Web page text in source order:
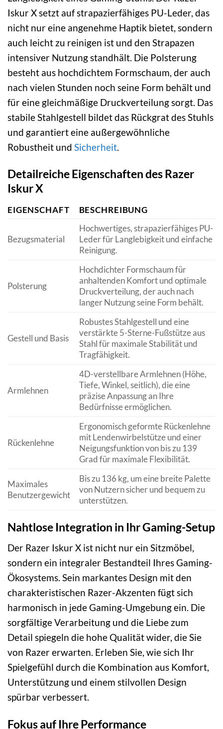
Iskur X setzt auf strapazierfähiges PU-Leder, das
nicht nur eine angenehme Haptik bietet, sondern
auch leicht zu reinigen ist und den Strapazen
intensiver Nutzung standhält. Die Polsterung
besteht aus hochdichtem Formschaum, der auch
nach vielen Stunden noch seine Form behält und
für eine gleichmäßige Druckverteilung sorgt. Das
stabile Stahlgestell bildet das Rückgrat des Stuhls
und garantiert eine außergewöhnliche
Robustheit und Sicherheit
Detailreiche Eigenschaften des Razer
Iskur X
EIGENSCHAFT BESCHREIBUNG
Bezugsmaterial
Hochwertiges, strapazierfähiges PU-
Leder für Langlebigkeit und einfache
Reinigung.
Polsterung
Hochdichter Formschaum für
anhaltenden Komfort und optimale
Druckverteilung, der auch nach
langer Nutzung seine Form behält.
Gestell und Basis
Robustes Stahlgestell und eine
verstärkte 5-Sterne-Fußstütze aus
Stahl für maximale Stabilität und
Tragfähigkeit.
Armlehnen
4D-verstellbare Armlehnen (Höhe,
Tiefe, Winkel, seitlich), die eine
präzise Anpassung an Ihre
Bedürfnisse ermöglichen.
Rückenlehne
Ergonomisch geformte Rückenlehne
mit Lendenwirbelstütze und einer
Neigungsfunktion von bis zu 139
Grad für maximale Flexibilität.
Maximales
Benutzergewicht
Bis zu 136 kg, um eine breite Palette
von Nutzern sicher und bequem zu
unterstützen.
Nahtlose Integration in Ihr Gaming-Setup
Der Razer Iskur X ist nicht nur ein Sitzmöbel,
sondern ein integraler Bestandteil Ihres Gaming-
Ökosystems. Sein markantes Design mit den
charakteristischen Razer-Akzenten fügt sich
harmonisch in jede Gaming-Umgebung ein. Die
sorgfältige Verarbeitung und die Liebe zum
Detail spiegeln die hohe Qualität wider, die Sie
von Razer erwarten. Erleben Sie, wie sich Ihr
Spielgefühl durch die Kombination aus Komfort,
Unterstützung und einem stilvollen Design
spürbar verbessert.
Fokus auf Ihre Performance